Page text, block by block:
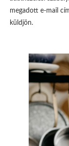
megadott e-mail
küldjön.